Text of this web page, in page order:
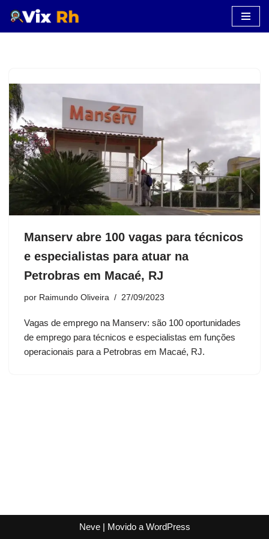
Pular
Manserv abre 100 vagas para técnicos
e especialistas para atuar na
Petrobras em Macaé, RJ
por Raimundo Oliveira 27/09/2023
Vagas de emprego na Manserv: são 100 oportunidades
de emprego para técnicos e especialistas em funções
operacionais para a Petrobras em Macaé, RJ.
Neve| Movido a WordPress